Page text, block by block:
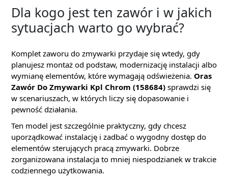
Dla kogo jest ten zawór i w jakich
sytuacjach warto go wybrać?
Komplet zaworu do zmywarki przydaje się wtedy, gdy
planujesz montaż od podstaw, modernizację instalacji albo
wymianę elementów, które wymagają odświeżenia. Oras
Zawór Do Zmywarki Kpl Chrom (158684) sprawdzi się
w scenariuszach, w których liczy się dopasowanie i
pewność działania.
Ten model jest szczególnie praktyczny, gdy chcesz
uporządkować instalację i zadbać o wygodny dostęp do
elementów sterujących pracą zmywarki. Dobrze
zorganizowana instalacja to mniej niespodzianek w trakcie
codziennego użytkowania.